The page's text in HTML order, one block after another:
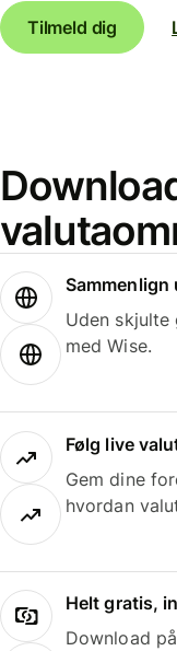
Tilmeld dig
Uden
med Wise.
Følg live
Gem dine
hvordan
Helt gratis,
Download